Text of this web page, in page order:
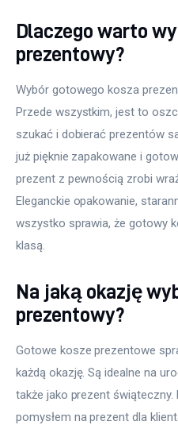
Dlaczego warto
prezentowy?
Wybór gotowego kosza
Przede wszystkim, jest to
szukać i dobierać prezentów
już pięknie zapakowane i
prezent z pewnością zrobi
Eleganckie opakowanie,
wszystko sprawia, że gotowy
klasą.
Na jaką okazję
prezentowy?
Gotowe kosze prezentowe
każdą okazję. Są idealne na
także jako prezent
pomysłem na prezent dla